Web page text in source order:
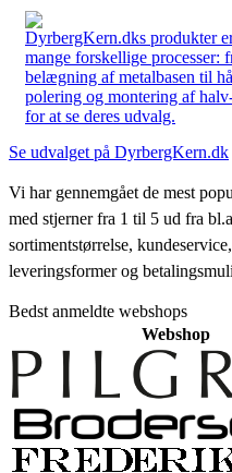
DyrbergKern.dks produkter
mange forskellige processer:
belægning af metalbasen til
polering og montering af
for at se deres udvalg.
Se udvalget på DyrbergKern.dk
Vi har gennemgået de mest
med stjerner fra 1 til 5 ud fra
sortimentstørrelse,
leveringsformer og
Bedst anmeldte webshops
Webshop